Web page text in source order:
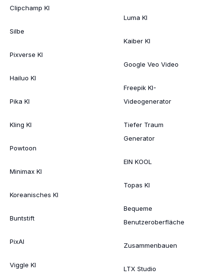
Clipchamp KI
Silbe
Pixverse KI
Hailuo KI
Pika KI
Kling KI
Powtoon
Minimax KI
Koreanisches KI
Buntstift
PixAI
Viggle KI
Luma KI
Kaiber KI
Google Veo Video
Freepik KI-
Videogenerator
Tiefer Traum
Generator
EIN KOOL
Topas KI
Bequeme
Benutzeroberfläche
Zusammenbauen
LTX Studio